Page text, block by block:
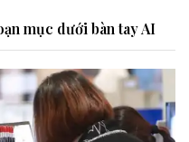
mục dưới bàn tay AI